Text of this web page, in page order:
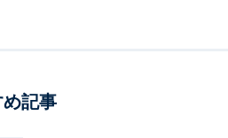
激する懐かしい暮らしの品々
記事